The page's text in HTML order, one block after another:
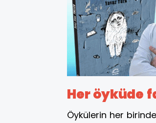
Her öyküde
Öykülerin her